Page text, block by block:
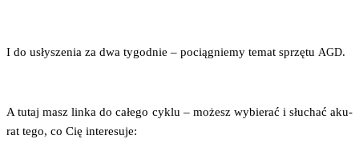
I do usły­sze­nia za dwa tygo­dnie – pocią­gnie­my temat sprzę­tu AGD.
A tutaj masz lin­ka do całe­go cyklu – możesz wybie­rać i słu­chać aku­
rat tego, co Cię interesuje: